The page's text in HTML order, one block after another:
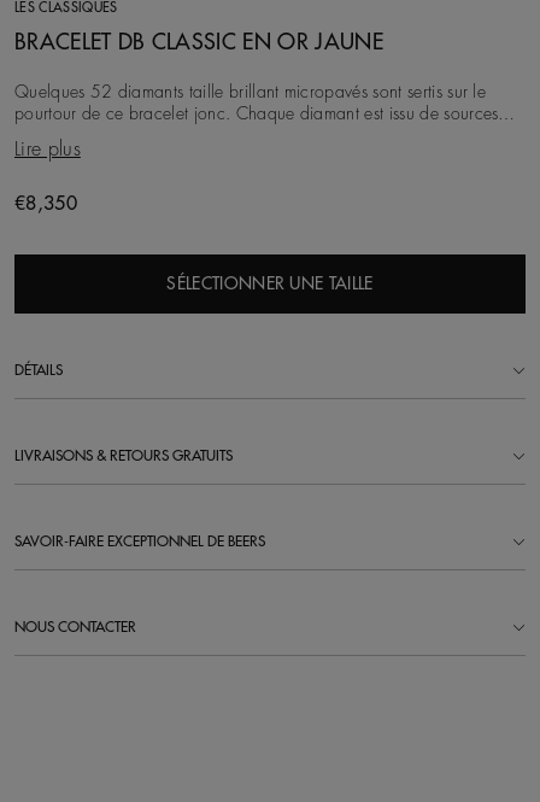
LES CLASSIQUES
BRACELET DB CLASSIC EN OR JAUNE
Quelques 52 diamants taille brillant micropavés sont sertis sur le
pourtour de ce bracelet jonc. Chaque diamant est issu de sources
éthiques, sélectionné à l'œil nu
Lire plus
Original price
€8,350
SÉLECTIONNER UNE TAILLE
DÉTAILS
LIVRAISONS & RETOURS GRATUITS
SAVOIR-FAIRE EXCEPTIONNEL DE BEERS
NOUS CONTACTER